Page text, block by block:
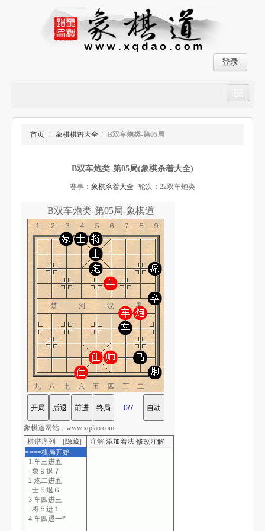
登录
大师对局
象棋小游戏
首页 / 象棋棋谱大全 / B双车炮类-第05局
B双车炮类-第05局(象棋杀着大全)
赛事： 象棋杀着大全 轮次：22双车炮类
B双车炮类-第05局-象棋道
１２３４５６７８９
楚 河 汉 界
九八七六五四三二一
棋谱序列 [隐藏]
====棋局开始
1.车三进五
象９退７
2.炮二进五
士５退６
3.车四进三
将５进１
4.车四退一*
注解 添加着法 修改注解
象棋道网站，www.xqdao.com